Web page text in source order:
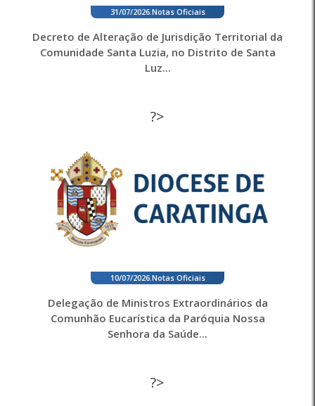
31/07/2026. Notas Oficiais
Decreto de Alteração de Jurisdição Territorial da
Comunidade Santa Luzia, no Distrito de Santa
Luz...
?>
10/07/2026. Notas Oficiais
Delegação de Ministros Extraordinários da
Comunhão Eucarística da Paróquia Nossa
Senhora da Saúde...
?>